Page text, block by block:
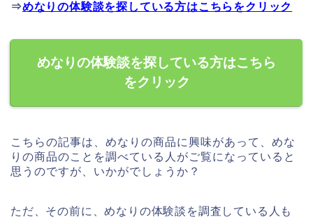
⇒めなりの体験談を探している方はこちらをクリック
めなりの体験談を探している方はこちら
をクリック
こちらの記事は、めなりの商品に興味があって、めな
りの商品のことを調べている人がご覧になっていると
思うのですが、いかがでしょうか？
ただ、その前に、めなりの体験談を調査している人も